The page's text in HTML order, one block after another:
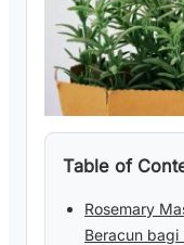
Table of
Rosemary
Beracun bagi